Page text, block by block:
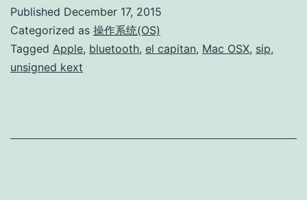
Published December 17, 2015
Categorized as 操作系统(OS)
Tagged Apple, bluetooth, el capitan, Mac OSX, sip,
unsigned kext